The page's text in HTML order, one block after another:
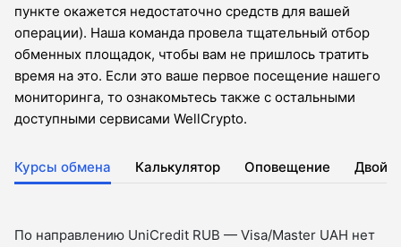
пункте окажется недостаточно средств для вашей
операции). Наша команда провела тщательный отбор
обменных площадок, чтобы вам не пришлось тратить
время на это. Если это ваше первое посещение нашего
мониторинга, то ознакомьтесь также с остальными
доступными сервисами WellCrypto.
Курсы обмена Калькулятор Оповещение
По направлению UniCredit RUB — Visa/Master UAH нет